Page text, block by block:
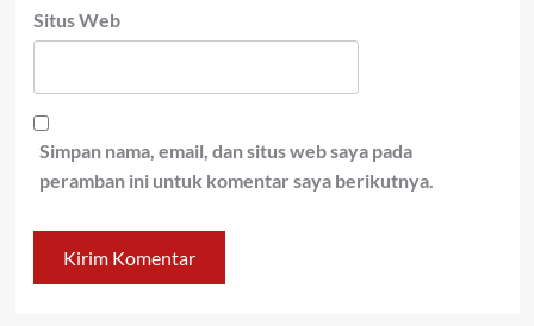
Situs Web
Simpan nama, email, dan situs web saya pada
peramban ini untuk komentar saya berikutnya.